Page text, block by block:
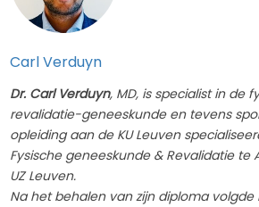
Carl Verduyn
Dr. Carl Verduyn, MD, is specialist in de
revalidatie-geneeskunde en tevens
opleiding aan de KU Leuven
Fysische geneeskunde & Revalidatie te
UZ Leuven.
Na het behalen van zijn diploma